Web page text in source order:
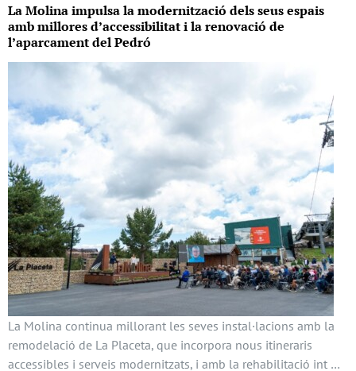
La Molina impulsa la modernització dels seus espais
amb millores d’accessibilitat i la renovació de
l’aparcament del Pedró
La Molina continua millorant les seves instal·lacions amb la
remodelació de La Placeta, que incorpora nous itineraris
accessibles i serveis modernitzats, i amb la rehabilitació int …